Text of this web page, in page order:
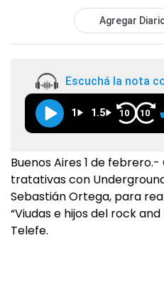
Agregar
Escuchá la nota
1 1.5 10 10
Buenos Aires 1 de
tratativas con
Sebastián Ortega, para
“Viudas e hijos del rock
Telefe.